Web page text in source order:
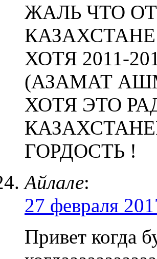
ЖАЛЬ ЧТО
КАЗАХСТАНЕ
ХОТЯ 2011-
(АЗАМАТ
ХОТЯ ЭТО
ГОРДОСТЬ !
Айлале:
27 февраля
Привет когда